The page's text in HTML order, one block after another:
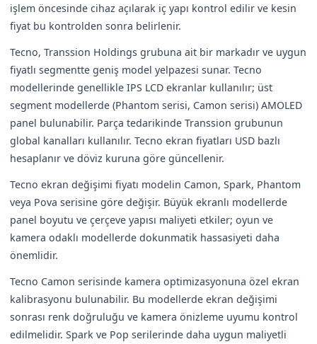
işlem öncesinde cihaz açılarak iç yapı kontrol edilir ve kesin
fiyat bu kontrolden sonra belirlenir.
Tecno, Transsion Holdings grubuna ait bir markadır ve uygun
fiyatlı segmentte geniş model yelpazesi sunar. Tecno
modellerinde genellikle IPS LCD ekranlar kullanılır; üst
segment modellerde (Phantom serisi, Camon serisi) AMOLED
panel bulunabilir. Parça tedarikinde Transsion grubunun
global kanalları kullanılır. Tecno ekran fiyatları USD bazlı
hesaplanır ve döviz kuruna göre güncellenir.
Tecno ekran değişimi fiyatı modelin Camon, Spark, Phantom
veya Pova serisine göre değişir. Büyük ekranlı modellerde
panel boyutu ve çerçeve yapısı maliyeti etkiler; oyun ve
kamera odaklı modellerde dokunmatik hassasiyeti daha
önemlidir.
Tecno Camon serisinde kamera optimizasyonuna özel ekran
kalibrasyonu bulunabilir. Bu modellerde ekran değişimi
sonrası renk doğruluğu ve kamera önizleme uyumu kontrol
edilmelidir. Spark ve Pop serilerinde daha uygun maliyetli